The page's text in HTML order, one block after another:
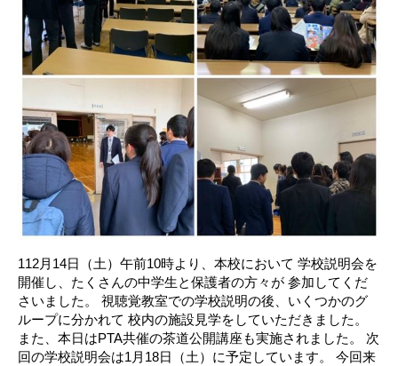
112月14日（土）午前10時より、本校において 学校説明会を
開催し、たくさんの中学生と保護者の方々が 参加してくだ
さいました。 視聴覚教室での学校説明の後、いくつかのグ
ループに分かれて 校内の施設見学をしていただきました。
また、本日はPTA共催の茶道公開講座も実施されました。 次
回の学校説明会は1月18日（土）に予定しています。 今回来